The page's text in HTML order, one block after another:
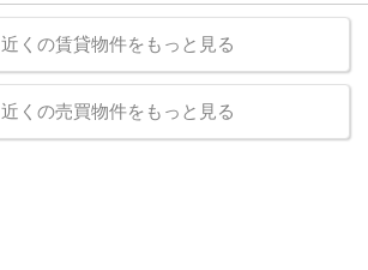
近くの賃貸物件をもっと見る
近くの売買物件をもっと見る